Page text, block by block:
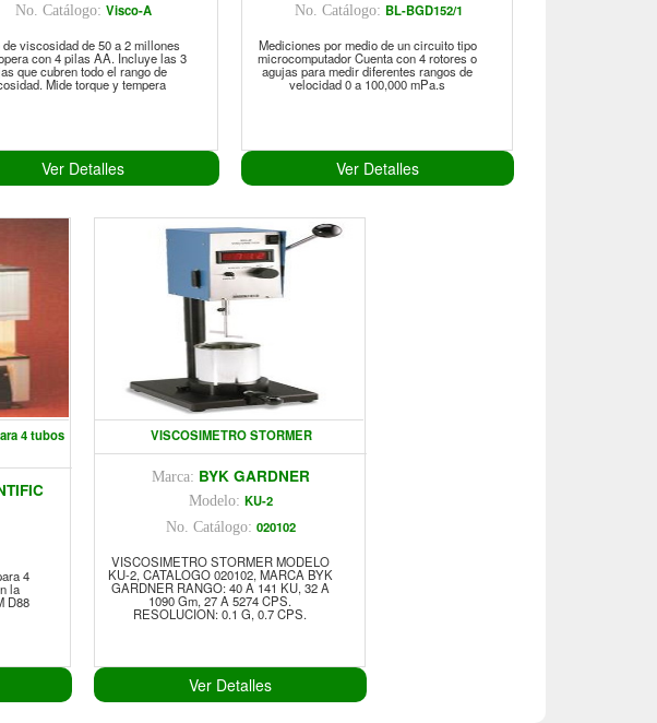
No. Catálogo:Visco-A
de viscosidad de 50 a 2 millones
con 4 pilas AA. Incluye las 3
que cubren todo el rango de
Mide torque y tempera
Ver Detalles
No. Catálogo: BL-BGD152/1
Mediciones por medio de un circuito tipo
microcomputador Cuenta con 4 rotores o
agujas para medir diferentes rangos de
velocidad 0 a 100,000 mPa.s
Ver Detalles
4 tubos
4
la
D88
VISCOSIMETRO STORMER
Marca: BYK GARDNER
Modelo:KU-2
No. Catálogo:020102
VISCOSIMETRO STORMER MODELO
KU-2, CATALOGO 020102, MARCA BYK
GARDNER RANGO: 40 A 141 KU, 32 A
1090 Gm, 27 A 5274 CPS.
RESOLUCION: 0.1 G, 0.7 CPS.
Ver Detalles